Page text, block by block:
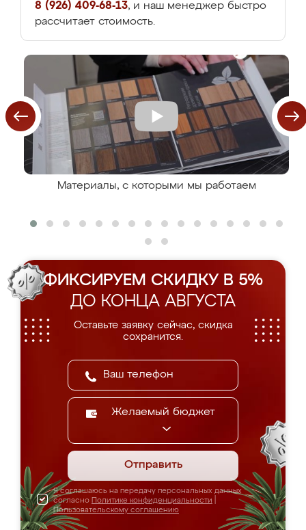
8 (926) 409-68-13, и наш менеджер быстро
рассчитает стоимость.
Материалы, с которыми мы работаем
ФИКСИРУЕМ СКИДКУ В 5%
ДО КОНЦА АВГУСТА
Оставьте заявку сейчас, скидка
сохранится.
Желаемый бюджет
Отправить
Я соглашаюсь на передачу персональных данных
согласно Политике конфиденциальности
Пользовательскому соглашению